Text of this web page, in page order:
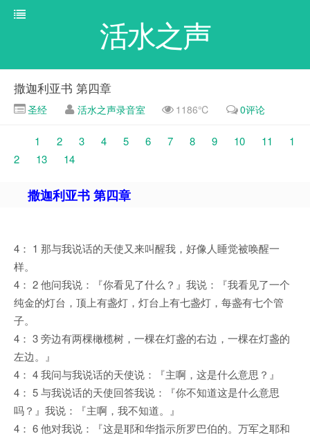
活水之声
撒迦利亚书 第四章
圣经 活水之声录音室 1186℃ 0评论
1 2 3 4 5 6 7 8 9 10 11
1
2
13 14
撒迦利亚书 第四章
4： 1 那与我说话的天使又来叫醒我，好像人睡觉被唤醒一
样。
4： 2 他问我说：『你看见了什么？』我说：『我看见了一个
纯金的灯台，顶上有盏灯，灯台上有七盏灯，每盏有七个管
子。
4： 3 旁边有两棵橄榄树，一棵在灯盏的右边，一棵在灯盏的
左边。』
4： 4 我问与我说话的天使说：『主啊，这是什么意思？』
4： 5 与我说话的天使回答我说：『你不知道这是什么意思
吗？』我说：『主啊，我不知道。』
4： 6 他对我说：『这是耶和华指示所罗巴伯的。万军之耶和